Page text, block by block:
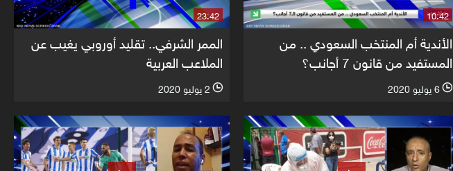
10:42
الأندية أم المنتخب السعودي .. من
المستفيد من قانون 7 أجانب؟
l 6 يوليو 2020
23:42
الممر الشرفي.. تقليد أوروبي يغيب عن
الملاعب العربية
l 2 يوليو 2020